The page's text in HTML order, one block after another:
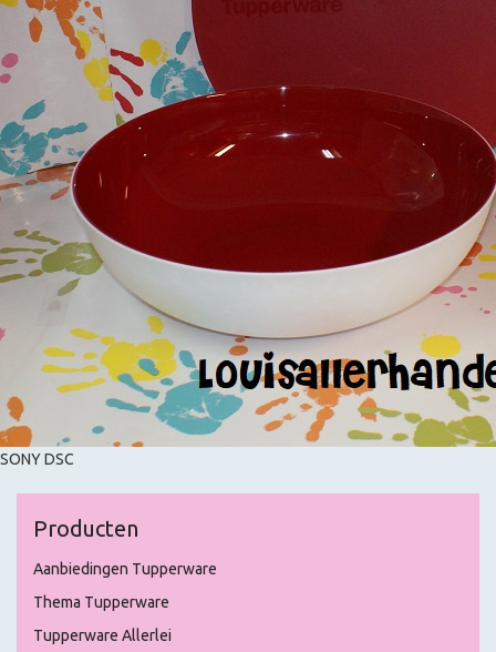
SONY DSC
Producten
Aanbiedingen Tupperware
Thema Tupperware
Tupperware Allerlei